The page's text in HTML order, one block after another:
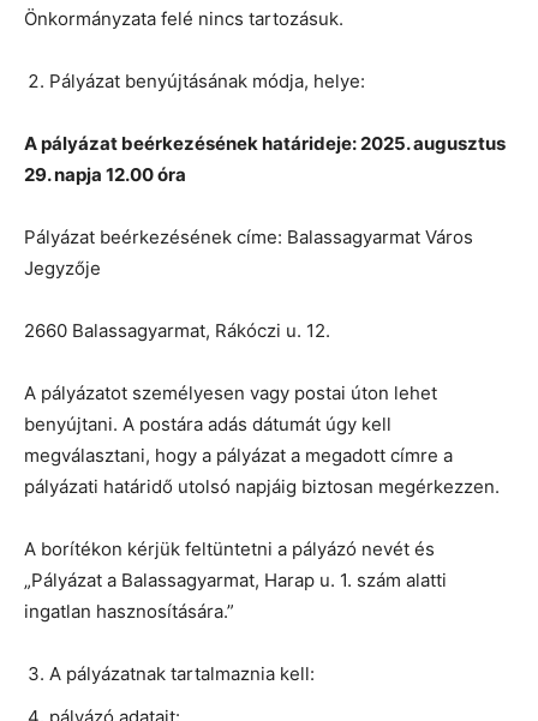
Önkormányzata felé nincs tartozásuk.
Pályázat benyújtásának módja, helye:
A pályázat beérkezésének határideje: 2025. augusztus
29. napja 12.00 óra
Pályázat beérkezésének címe: Balassagyarmat Város
Jegyzője
2660 Balassagyarmat, Rákóczi u. 12.
A pályázatot személyesen vagy postai úton lehet
benyújtani. A postára adás dátumát úgy kell
megválasztani, hogy a pályázat a megadott címre a
pályázati határidő utolsó napjáig biztosan megérkezzen.
A borítékon kérjük feltüntetni a pályázó nevét és
„Pályázat a Balassagyarmat, Harap u. 1. szám alatti
ingatlan hasznosítására.”
A pályázatnak tartalmaznia kell:
pályázó adatait: